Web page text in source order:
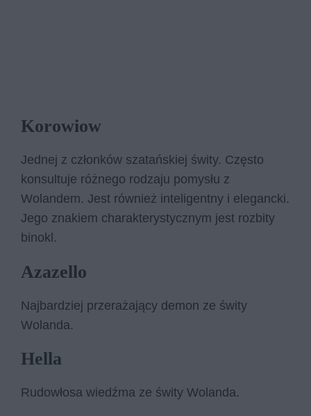
Korowiow
Jednej z członków szatańskiej świty. Często
konsultuje różnego rodzaju pomysłu z
Wolandem. Jest również inteligentny i elegancki.
Jego znakiem charakterystycznym jest rozbity
binokl.
Azazello
Najbardziej przerażający demon ze świty
Wolanda.
Hella
Rudowłosa wiedźma ze świty Wolanda.